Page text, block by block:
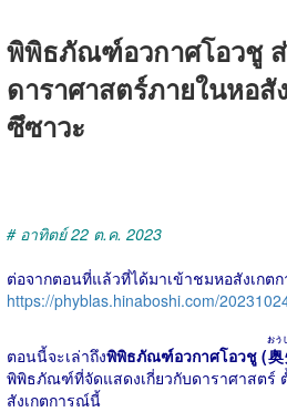
พิพิธภัณฑ์อวกาศโอวชู
ดาราศาสตร์ภายในหอ
ซึซาวะ
# อาทิตย์ 22 ต.ค. 2023
ต่อจากตอนที่แล้วที่ได้มาเข้าชมหอสังเกต
https://phyblas.hinaboshi.com/
ตอนนี้จะเล่าถึงพิพิธภัณฑ์อวกาศโอวชู (
おう
พิพิธภัณฑ์ที่จัดแสดงเกี่ยวกับดาราศาสตร์
สังเกตการณ์นี้